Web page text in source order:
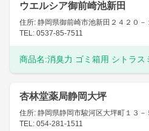
ウエルシア御前崎池新田
住所: 静岡県御前崎市池新田２４２０－
TEL: 0537-85-7511
商品名:消臭力 ゴミ箱用 シトラス
杏林堂薬局静岡大坪
住所: 静岡県静岡市駿河区大坪町１３－
TEL: 054-281-1511